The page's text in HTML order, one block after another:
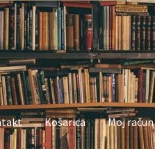
Košarica Moj račun